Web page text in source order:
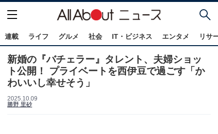
連載 ライフ グルメ 社会 IT・ビジネス エンタメ リサ
新婚の『バチェラー』タレント、夫婦ショッ
ト公開！ プライベートを西伊豆で過ごす「か
わいいし幸せそう」
2025.10.09
勝野 里砂